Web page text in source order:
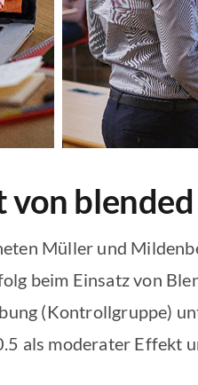
Müller und
beim Einsatz von
(Kontrollgruppe)
als moderater Effekt